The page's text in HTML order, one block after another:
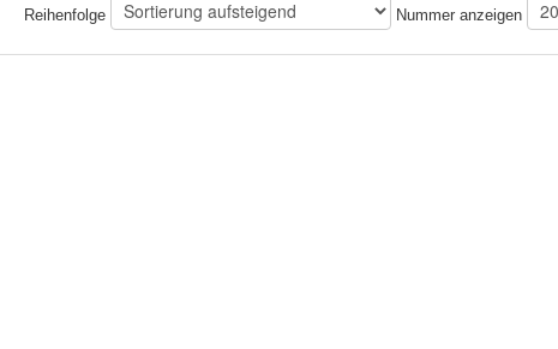
Reihenfolge Nummer anzeigen